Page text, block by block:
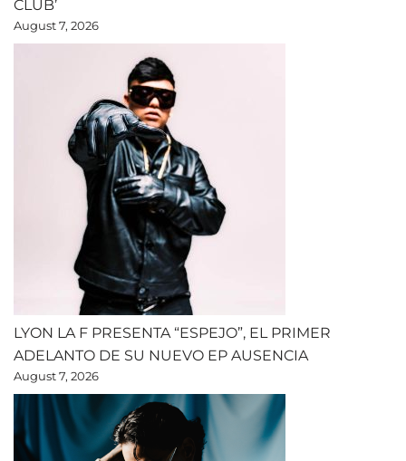
CLUB’
August 7, 2026
LYON LA F PRESENTA “ESPEJO”, EL PRIMER
ADELANTO DE SU NUEVO EP AUSENCIA
August 7, 2026